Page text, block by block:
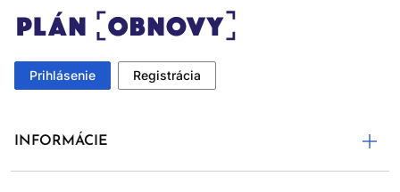
Prihlásenie Registrácia
INFORMÁCIE